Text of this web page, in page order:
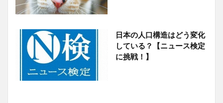
日本の人口構造はどう変化
している？【ニュース検定
に挑戦！】